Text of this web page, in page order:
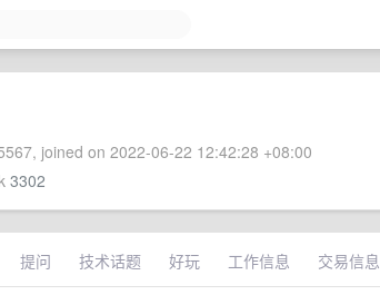
joined on 2022-06-22 12:42:28 +08:00
3302
提问 技术话题 好玩 工作信息 交易信息